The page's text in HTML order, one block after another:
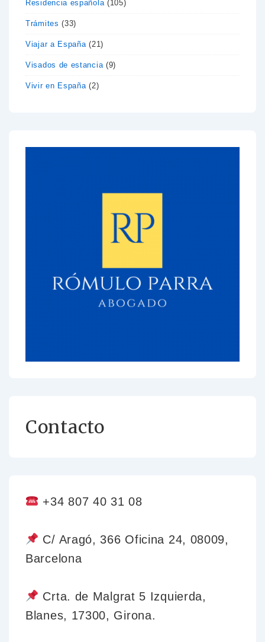
Residencia española (105)
Trámites (33)
Viajar a España (21)
Visados de estancia (9)
Vivir en España (2)
Contacto
+34 807 40 31 08
C/ Aragó, 366 Oficina 24, 08009,
Barcelona
Crta. de Malgrat 5 Izquierda,
Blanes, 17300, Girona.